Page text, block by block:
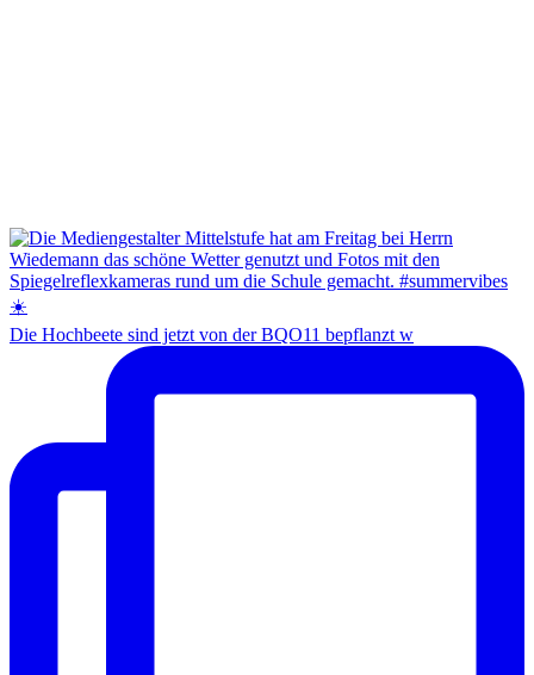
Die Hochbeete sind jetzt von der BQO11 bepflanzt w